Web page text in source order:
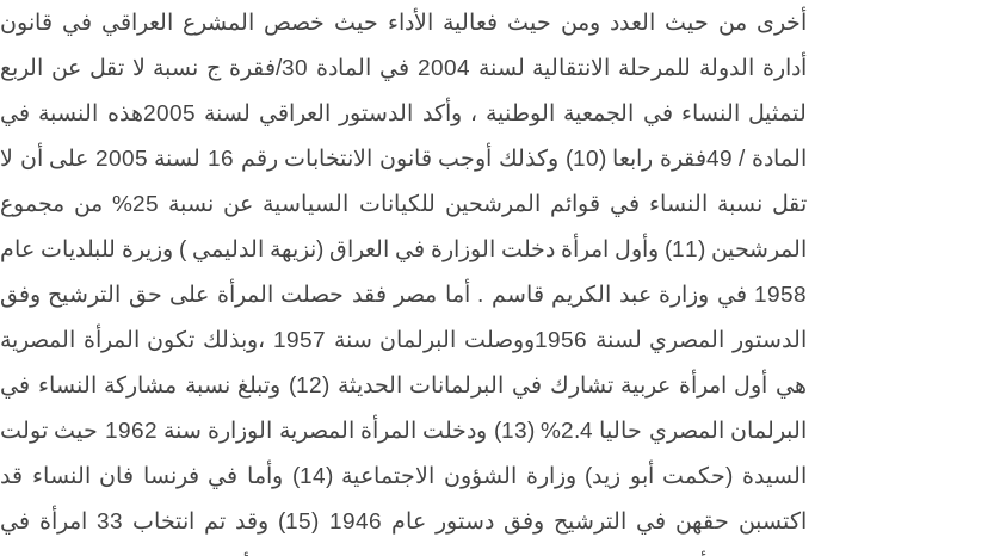
أخرى من حيث العدد ومن حيث فعالية الأداء حيث خصص المشرع العراقي في قانون
أدارة الدولة للمرحلة الانتقالية لسنة 2004 في المادة 30/فقرة ج نسبة لا تقل عن الربع
لتمثيل النساء في الجمعية الوطنية ، وأكد الدستور العراقي لسنة 2005هذه النسبة في
المادة / 49فقرة رابعا (10) وكذلك أوجب قانون الانتخابات رقم 16 لسنة 2005 على أن لا
تقل نسبة النساء في قوائم المرشحين للكيانات السياسية عن نسبة 25% من مجموع
المرشحين (11) وأول امرأة دخلت الوزارة في العراق (نزيهة الدليمي ) وزيرة للبلديات عام
1958 في وزارة عبد الكريم قاسم . أما مصر فقد حصلت المرأة على حق الترشيح وفق
الدستور المصري لسنة 1956ووصلت البرلمان سنة 1957 ،وبذلك تكون المرأة المصرية
هي أول امرأة عربية تشارك في البرلمانات الحديثة (12) وتبلغ نسبة مشاركة النساء في
البرلمان المصري حاليا 2.4% (13) ودخلت المرأة المصرية الوزارة سنة 1962 حيث تولت
السيدة (حكمت أبو زيد) وزارة الشؤون الاجتماعية (14) وأما في فرنسا فان النساء قد
اكتسبن حقهن في الترشيح وفق دستور عام 1946 (15) وقد تم انتخاب 33 امرأة في